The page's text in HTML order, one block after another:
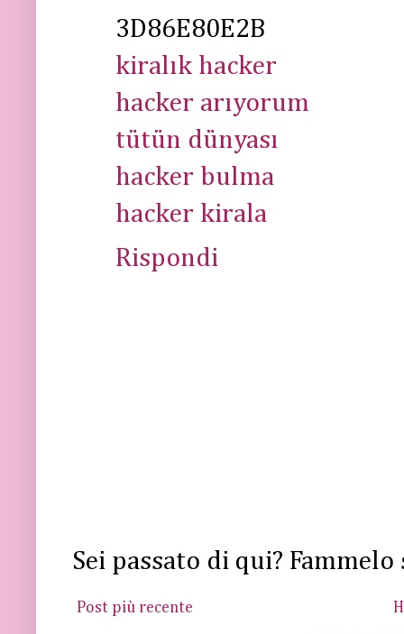
3D86E80E2B
kiralık hacker
hacker arıyorum
tütün dünyası
hacker bulma
hacker kirala
Rispondi
Sei passato di qui?
Post più recente